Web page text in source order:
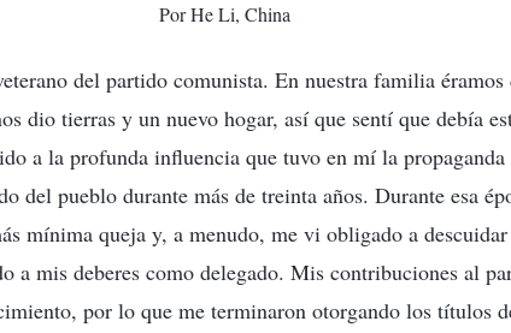
Por He Li, China
del partido comunista. En nuestra familia éramos
dio tierras y un nuevo hogar, así que sentí que debía
a la profunda influencia que tuvo en mí la
del pueblo durante más de treinta años. Durante esa
mínima queja y, a menudo, me vi obligado a
a mis deberes como delegado. Mis contribuciones al
por lo que me terminaron otorgando los títulos